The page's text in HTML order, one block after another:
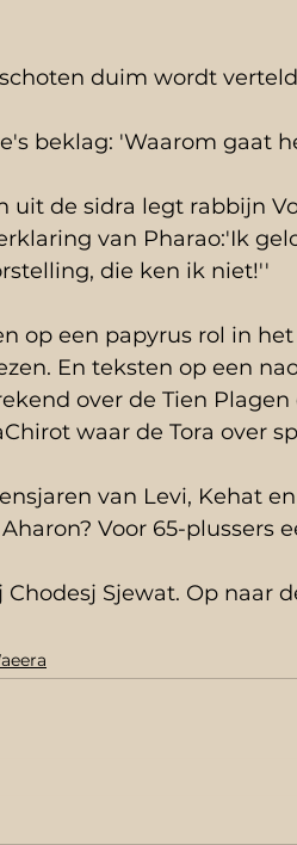
duim wordt
beklag: 'Waarom gaat
uit de sidra legt rabbijn
van Pharao:'Ik
die ken ik niet!''
op een papyrus rol in
En teksten op een
over de Tien
waar de Tora over
van Levi, Kehat
Voor 65-plussers
Chodesj Sjewat. Op naar